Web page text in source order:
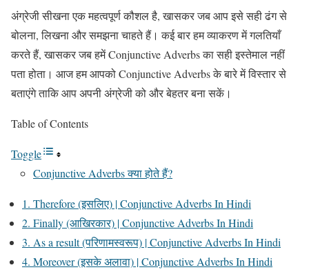
अंग्रेजी सीखना एक महत्वपूर्ण कौशल है, खासकर जब आप इसे सही ढंग से
बोलना, लिखना और समझना चाहते हैं। कई बार हम व्याकरण में गलतियाँ
करते हैं, खासकर जब हमें Conjunctive Adverbs का सही इस्तेमाल नहीं
पता होता। आज हम आपको Conjunctive Adverbs के बारे में विस्तार से
बताएंगे ताकि आप अपनी अंग्रेजी को और बेहतर बना सकें।
Table of Contents
Toggle
Conjunctive Adverbs क्या होते हैं?
1. Therefore (इसलिए) | Conjunctive Adverbs In Hindi
2. Finally (आखिरकार) | Conjunctive Adverbs In Hindi
3. As a result (परिणामस्वरूप) | Conjunctive Adverbs In Hindi
4. Moreover (इसके अलावा) | Conjunctive Adverbs In Hindi